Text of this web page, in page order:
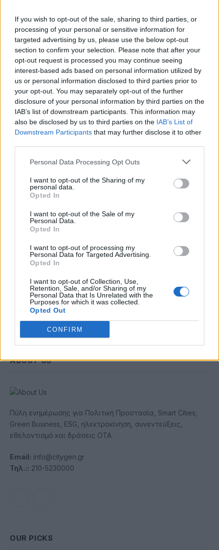
If you wish to opt-out of the sale, sharing to third parties, or
processing of your personal or sensitive information for
targeted advertising by us, please use the below opt-out
section to confirm your selection. Please note that after your
opt-out request is processed you may continue seeing
interest-based ads based on personal information utilized by
us or personal information disclosed to third parties prior to
your opt-out. You may separately opt-out of the further
disclosure of your personal information by third parties on the
IAB’s list of downstream participants. This information may
also be disclosed by us to third parties on the IAB’s List of
Downstream Participants that may further disclose it to other
Personal Data Processing Opt Outs
I want to opt-out of the Sharing of my
personal data.
Opted In
I want to opt-out of the Sale of my
Personal Data.
Opted In
I want to opt-out of processing my
Personal Data for Targeted Advertising.
Opted In
I want to opt-out of Collection, Use,
Retention, Sale, and/or Sharing of my
Personal Data that Is Unrelated with the
Purposes for which it was collected.
Opted Out
CONFIRM
5 Αυγούστου 2026
ΥΠΕΝ: Διευρύνεται ο κατάλογος των
Προστατευόμενων Τοπίων σε 12
4 Αυγούστου 2026
Newsletter Citygen.gr
Λάβετε όλα τα τελευταία νέα από τον χώρο
Business και των ΟΤΑ
ABOUT US
Πύλη ενημέρωσης για Πολιτική Προστασία, Smart Cities,
Green Business, ESG, ηλεκτροκίνηση, συνεντεύξεις,
εθελοντισμό και δράσεις ΟΤΑ.
Email: info@citygen.gr
Τηλ.:: 210-5230000
OUR PICKS